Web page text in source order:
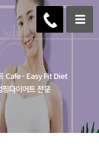
Cafe - Easy Fit Diet
다이어트 전문